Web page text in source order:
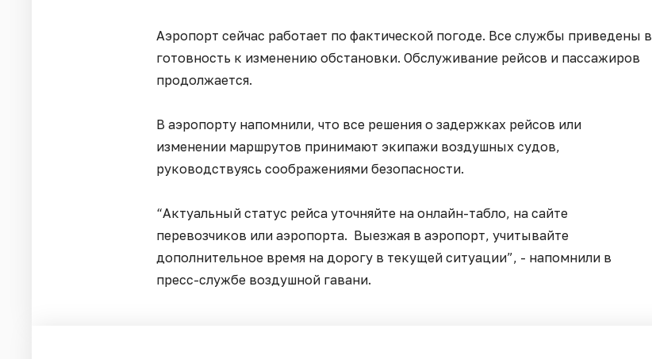
Аэропорт сейчас работает по фактической погоде. Все службы приведены в
готовность к изменению обстановки. Обслуживание рейсов и пассажиров
продолжается.
В аэропорту напомнили, что все решения о задержках рейсов или
изменении маршрутов принимают экипажи воздушных судов,
руководствуясь соображениями безопасности.
“Актуальный статус рейса уточняйте на онлайн-табло, на сайте
перевозчиков или аэропорта. Выезжая в аэропорт, учитывайте
дополнительное время на дорогу в текущей ситуации”, - напомнили в
пресс-службе воздушной гавани.